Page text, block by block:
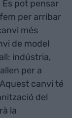
pot pensar
per arribar
més
de model
indústria,
per a
canvi té
del
la